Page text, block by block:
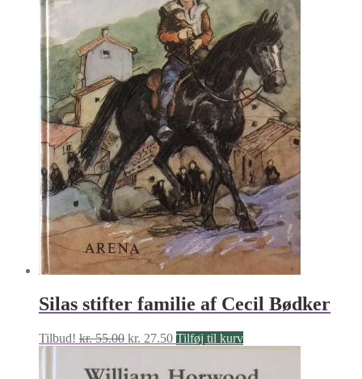
Silas stifter familie af Cecil Bødker
Tilbud! kr.55.00 Den
oprindelige
pris
kr. 27.50Den
aktuelle
pris
Tilføj til kurv